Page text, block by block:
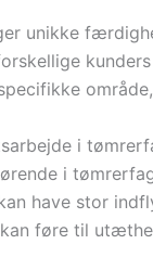
unikke
i
i
have stor
føre til